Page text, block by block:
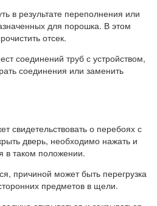
в результате переполнения или
для порошка. В этом
отсек.
соединений труб с устройством,
соединения или заменить
свидетельствовать о перебоях с
дверь, необходимо нажать и
в таком положении.
причиной может быть перегрузка
предметов в щели.